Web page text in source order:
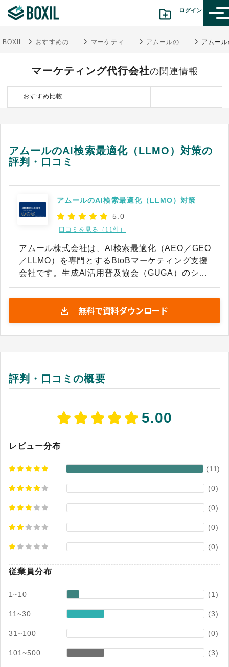
ログイン
診断から探す(β版)
BOXIL おすすめのマーケティング代行会社比較！料金やメリット・選び方のポイント マーケティング代行会社 アムールのAI検索最適化（LLMO）対策
マーケティング代行会社の関連情報
おすすめ比較
アムールのAI検索最適化（LLMO）対策の
評判・口コミ
アムールのAI検索最適化（LLMO）対策
5.0
口コミを見る（11件）
アムール株式会社は、AI検索最適化（AEO／GEO
／LLMO）を専門とするBtoBマーケティング支援
会社です。生成AI活用普及協会（GUGA）のシニ
分析で培った知見をもとに、AIに理解・引用・推
薦される企業づくりを支援しています。 AI検索対
策に加え、Webサイト改善、コンテンツマーケテ
ィング、SEO、広告運用、Web制作、広報PRま
由での認知拡大や商談創出につながるマーケティ
ング基盤を構築します。 現場主義の支援品質が評
4.9以上、BOXIL口コミ4.9以上、案件継続率
（※） ※出典：BOXIL掲載資料（2026年7月8日
無料で資料ダウンロード
評判・口コミの概要
5.00
レビュー分布
(11)
(0)
(0)
(0)
(0)
従業員分布
1~10 (1)
11~30 (3)
31~100 (0)
101~500 (3)